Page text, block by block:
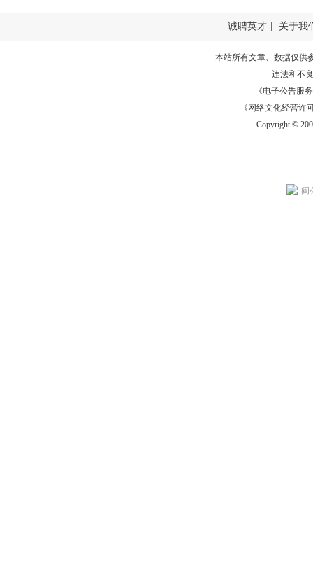
诚聘英才 关于我
本站所有文章、数据仅供
违法和不
《电子公告服务
《网络文化经营许
Copyright ©
闽